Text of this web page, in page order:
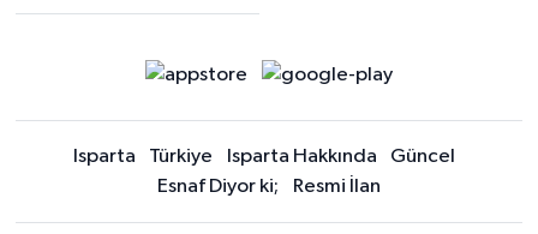
Isparta Türkiye Isparta Hakkında
Güncel
Esnaf Diyor ki;
Resmi İlan